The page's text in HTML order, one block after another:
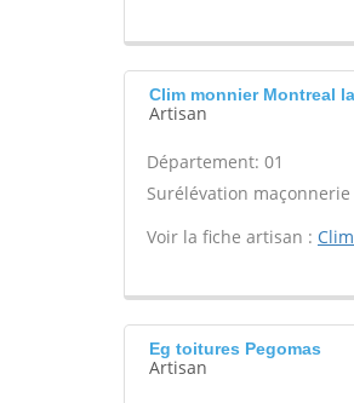
Clim monnier Montreal
Artisan
Département: 01
Surélévation maçonnerie
Voir la fiche artisan :
Eg toitures Pegomas
Artisan